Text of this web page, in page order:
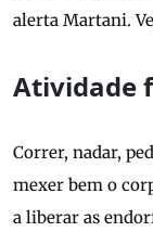
alerta Martani.
Atividade
Correr, nadar,
mexer bem o
a liberar as